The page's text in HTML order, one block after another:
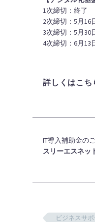
1次締切：終了
2次締切：5月16
3次締切：5月30
4次締切：6月13
詳しくはこち
IT導入補助金の
スリーエスネッ
ビジネスサポ